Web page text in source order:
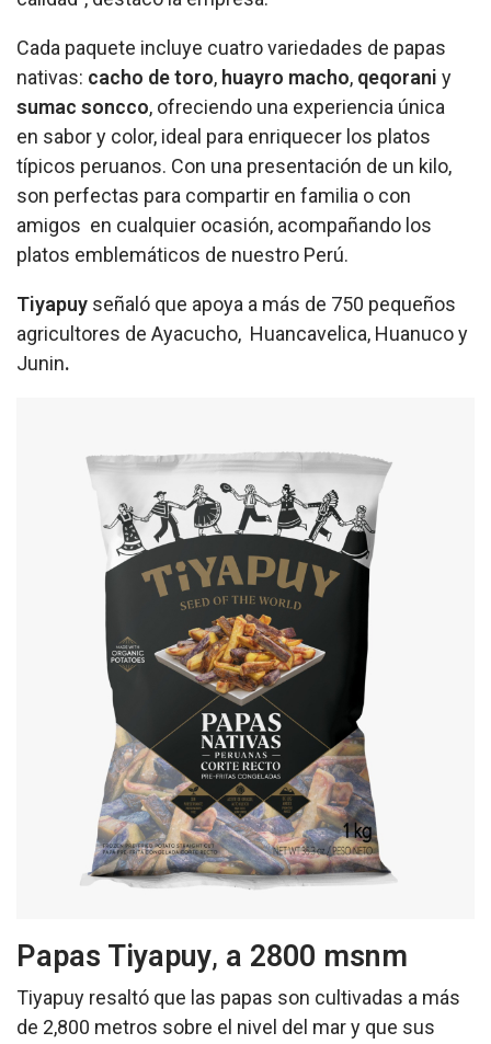
Cada paquete incluye cuatro variedades de papas
nativas: cacho de toro, huayro macho, qeqorani y
sumac soncco, ofreciendo una experiencia única
en sabor y color, ideal para enriquecer los platos
típicos peruanos. Con una presentación de un kilo,
son perfectas para compartir en familia o con
amigos en cualquier ocasión, acompañando los
platos emblemáticos de nuestro Perú.
Tiyapuy señaló que apoya a más de 750 pequeños
agricultores de Ayacucho, Huancavelica, Huanuco y
Junin.
Papas Tiyapuy, a 2800 msnm
Tiyapuy resaltó que las papas son cultivadas a más
de 2,800 metros sobre el nivel del mar y que sus